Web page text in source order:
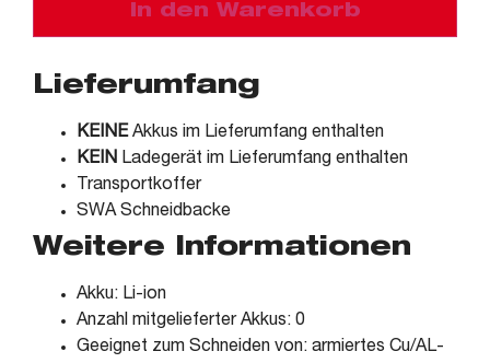
In den Warenkorb
Lieferumfang
KEINEAkkus im Lieferumfang enthalten
KEIN Ladegerät im Lieferumfang enthalten
Transportkoffer
SWA Schneidbacke
Weitere Informationen
Akku: Li-ion
Anzahl mitgelieferter Akkus: 0
Geeignet zum Schneiden von: armiertes Cu/AL-